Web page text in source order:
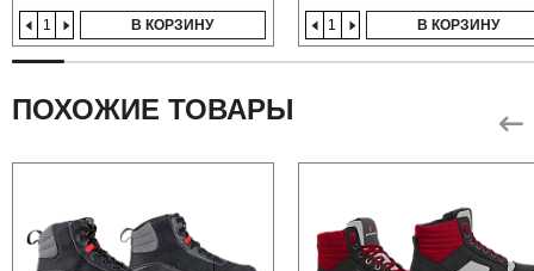
В КОРЗИНУ В КОРЗИНУ
ПОХОЖИЕ ТОВАРЫ